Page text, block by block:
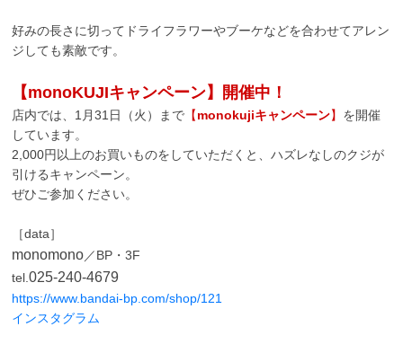
好みの長さに切ってドライフラワーやブーケなどを合わせてアレン
ジしても素敵です。
【monoKUJIキャンペーン】開催中！
店内では、1月31日（火）まで 【monokujiキャンペーン】 を開催
しています。
2,000円以上のお買いものをしていただくと、ハズレなしのクジが
引けるキャンペーン。
ぜひご参加ください。
［data］
monomono／BP・3F
tel.025-240-4679
https://www.bandai-bp.com/shop/121
インスタグラム